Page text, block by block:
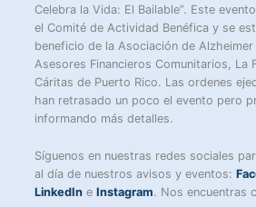
Celebra la Vida: El Bailable”. Este
el Comité de Actividad Benéfica y se
beneficio de la Asociación de
Asesores Financieros Comunitarios, La
Cáritas de Puerto Rico. Las ordenes
han retrasado un poco el evento pero
informando más detalles.
Síguenos en nuestras redes sociales
al día de nuestros avisos y eventos:
LinkedIn eInstagram. Nos encuentras